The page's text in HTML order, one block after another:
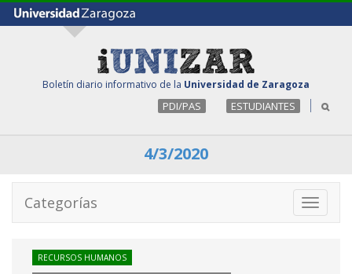
Boletín diario informativo de la Universidad de Zaragoza
PDI/PAS ESTUDIANTES
4/3/2020
Toggle
Categorías
RECURSOS HUMANOS